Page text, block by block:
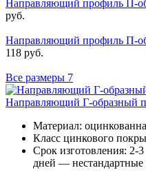
Направляющий профиль П-
руб.
Направляющий профиль П-
118 руб.
Все размеры 7
Направляющий Г-образный
Материал:
Класс цинкового
Срок изготовления: 2-
дней — нестандартные